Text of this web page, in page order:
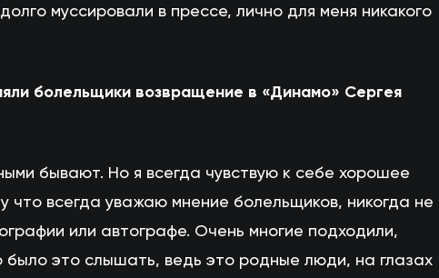
муссировали в прессе, лично для меня никакого
болельщики возвращение в «Динамо» Сергея
бывают. Но я всегда чувствую к себе хорошее
что всегда уважаю мнение болельщиков, никогда не
или автографе. Очень многие подходили,
было это слышать, ведь это родные люди, на глазах